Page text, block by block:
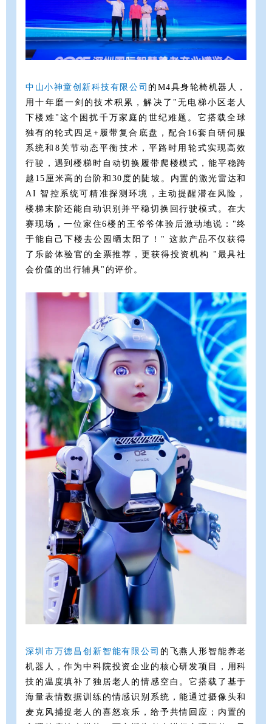
中山小神童创新科技有 限公司 的M4具身轮椅机器人，
用十年磨一剑的技术积累，解决了"无电梯小区老人
下楼难"这个困扰千万家庭的世纪难题。它搭载全球
独有的轮式四足+履带复合底盘，配合16套自研伺服
系统和8关节动态平衡技术，平路时用轮式实现高效
行驶，遇到楼梯时自动切换履带爬楼模式，能平稳跨
越15厘米高的台阶和30度的陡坡。内置的激光雷达和
AI 智控系统可精准探测环境，主动提醒潜在风险，
楼梯末阶还能自动识别并平稳切换回行驶模式。在大
赛现场，一位家住6楼的王爷爷体验后激动地说："终
于能自己下楼去公园晒太阳了！" 这款产品不仅获得
了乐龄体验官的全票推荐，更获得投资机构 "最具社
会价值的出行辅具"的评价。
深圳 市万德昌创新智能有 限公司 的飞燕人形智能养老
机器人，作为中科院投资企业的核心研发项目，用科
技的温度填补了独居老人的情感空白。它搭载了基于
海量表情数据训练的情感识别系统，能通过摄像头和
麦克风捕捉老人的喜怒哀乐，给予共情回应；内置的